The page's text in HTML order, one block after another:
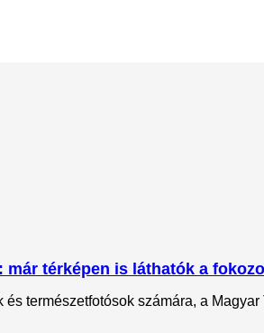
térképen is láthatók a
természetfotósok számára, a